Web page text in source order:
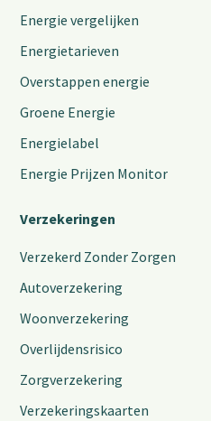
Energie vergelijken
Energietarieven
Overstappen energie
Groene Energie
Energielabel
Energie Prijzen Monitor
Verzekeringen
Verzekerd Zonder Zorgen
Autoverzekering
Woonverzekering
Overlijdensrisico
Zorgverzekering
Verzekeringskaarten